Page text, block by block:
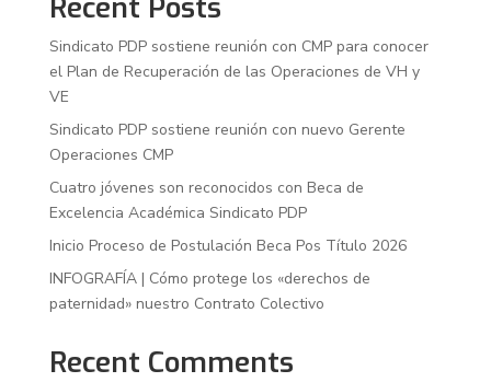
Recent Posts
Sindicato PDP sostiene reunión con CMP para conocer
el Plan de Recuperación de las Operaciones de VH y
VE
Sindicato PDP sostiene reunión con nuevo Gerente
Operaciones CMP
Cuatro jóvenes son reconocidos con Beca de
Excelencia Académica Sindicato PDP
Inicio Proceso de Postulación Beca Pos Título 2026
INFOGRAFÍA | Cómo protege los «derechos de
paternidad» nuestro Contrato Colectivo
Recent Comments